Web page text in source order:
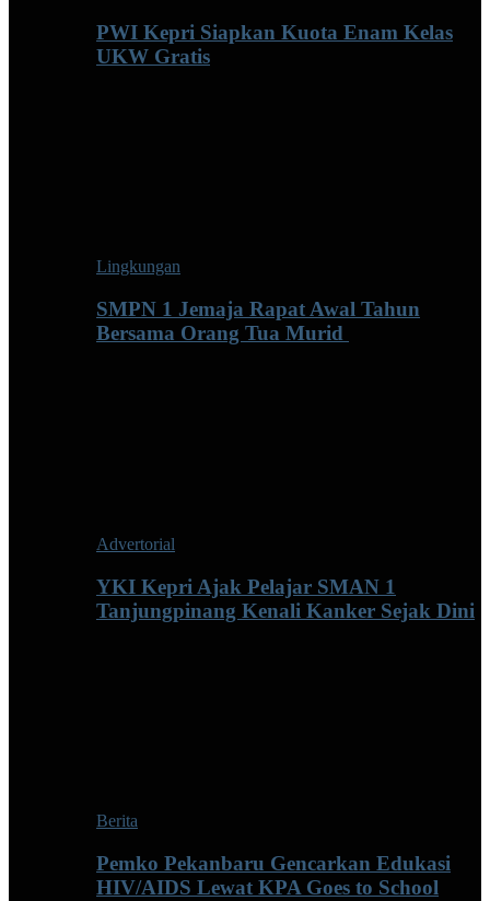
PWI Kepri Siapkan Kuota Enam Kelas
UKW Gratis
Lingkungan
SMPN 1 Jemaja Rapat Awal Tahun
Bersama Orang Tua Murid ‎
Advertorial
YKI Kepri Ajak Pelajar SMAN 1
Tanjungpinang Kenali Kanker Sejak Dini
Berita
Pemko Pekanbaru Gencarkan Edukasi
HIV/AIDS Lewat KPA Goes to School